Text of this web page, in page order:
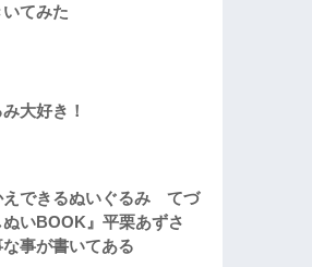
てみた
大好き！
えできるぬいぐるみ てづ
ぬいBOOK』平栗あずさ
事が書いてある